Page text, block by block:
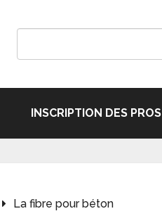
INSCRIPTION DES PROS
La fibre pour béton